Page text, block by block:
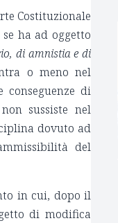
Costituzionale
ha ad oggetto
di amnistia e di
o meno nel
di
sussiste nel
dovuto ad
del
in cui, dopo il
di modifica